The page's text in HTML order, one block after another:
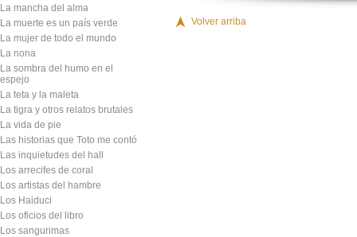
La mancha del alma
La muerte es un país verde
La mujer de todo el mundo
La nona
La sombra del humo en el
espejo
La teta y la maleta
La tigra y otros relatos brutales
La vida de pie
Las historias que Toto me contó
Las inquietudes del hall
Los arrecifes de coral
Los artistas del hambre
Los Haiduci
Los oficios del libro
Los sangurimas
Volver arriba